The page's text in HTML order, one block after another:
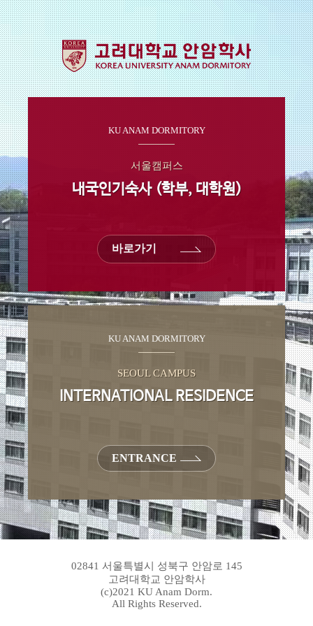
KU ANAM DORMITORY
서울캠퍼스
내국인기숙사 (학부, 대학원)
바로가기
KU ANAM DORMITORY
SEOUL CAMPUS
INTERNATIONAL RESIDENCE
ENTRANCE
02841 서울특별시 성북구 안암로 145
고려대학교 안암학사
(c)2021 KU Anam Dorm.
All Rights Reserved.